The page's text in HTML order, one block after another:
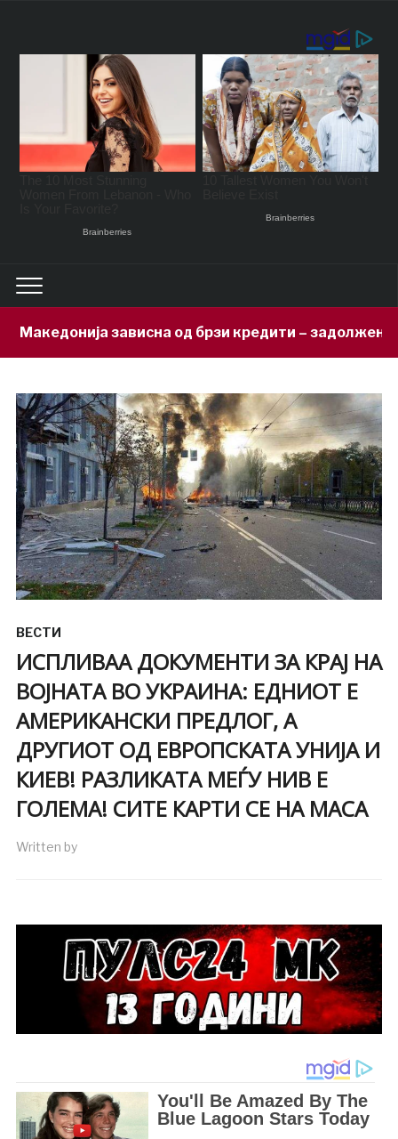
од брзи кредити – задолжени 333 милиони
ВЕСТИ
ИСПЛИВАА ДОКУМЕНТИ ЗА КРАЈ НА
ВОЈНАТА ВО УКРАИНА: ЕДНИОТ Е
АМЕРИКАНСКИ ПРЕДЛОГ, А
ДРУГИОТ ОД ЕВРОПСКАТА УНИЈА И
КИЕВ! РАЗЛИКАТА МЕЃУ НИВ Е
ГОЛЕМА! СИТЕ КАРТИ СЕ НА МАСА
Written by